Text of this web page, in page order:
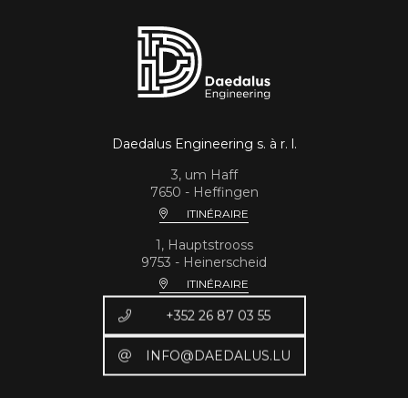
Daedalus Engineering s. à r. l.
3, um Haff
7650 - Heffingen
ITINÉRAIRE
1, Hauptstrooss
9753 - Heinerscheid
ITINÉRAIRE
+352 26 87 03 55
INFO@DAEDALUS.LU